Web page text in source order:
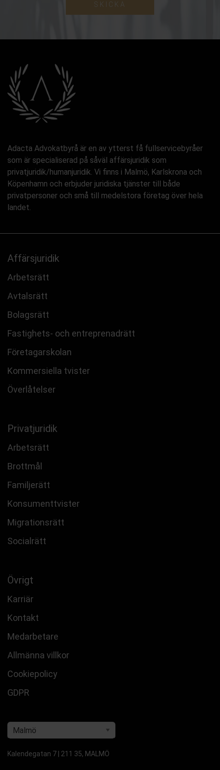
SKICKA
Adacta Advokatbyrå är en av ytterst få fullservicebyråer
som är specialiserad på såväl affärsjuridik som
privatjuridik/humanjuridik. Vi finns i Malmö, Karlskrona och
Köpenhamn och erbjuder juridiska tjänster till både
privatpersoner och små till medelstora företag över hela
landet.
Affärsjuridik
Arbetsrätt
Avtalsrätt
Bolagsrätt
Fastighets- och entreprenadrätt
Företagarskolan
Kommersiella tvister
Överlåtelser
Privatjuridik
Arbetsrätt
Brottmål
Familjerätt
Konsumenttvister
Migrationsrätt
Socialrätt
Övrigt
Karriär
Kontakt
Medarbetare
Allmänna villkor
Cookiepolicy
GDPR
Kalendegatan 7 | 211 35, MALMÖ